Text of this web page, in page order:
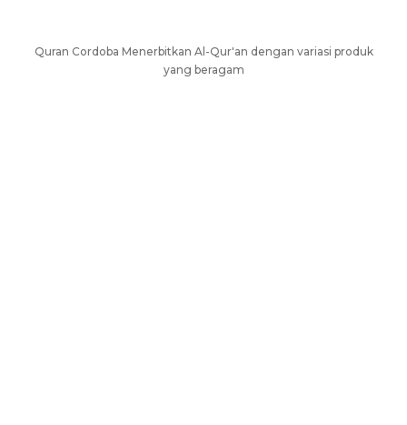
Quran Cordoba Menerbitkan Al-Qur'an dengan variasi produk
yang beragam